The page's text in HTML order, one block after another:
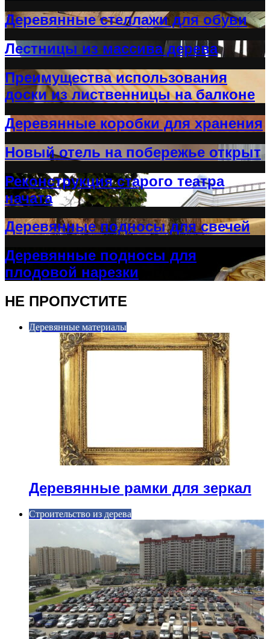
Деревянные стеллажи для обуви
Лестницы из массива дерева
Преимущества использования
доски из лиственницы на балконе
Деревянные коробки для хранения
Новый отель на побережье открыт
Реконструкция старого театра
начата
Деревянные подносы для свечей
Деревянные подносы для
плодовой нарезки
НЕ ПРОПУСТИТЕ
Деревянные материалы
Деревянные рамки для зеркал
Строительство из дерева